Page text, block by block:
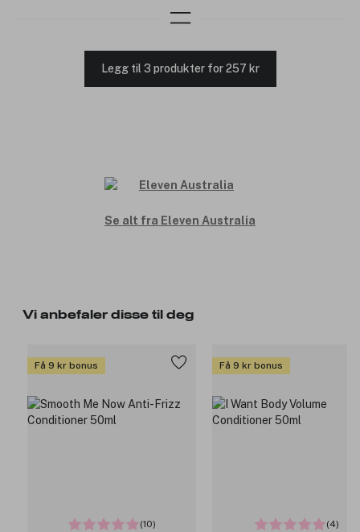
Legg til 3 produkter for 257 kr
Se alt fra Eleven Australia
Vi anbefaler disse til deg
Få 9 kr bonus
(10)
Få 9 kr bonus
(4)